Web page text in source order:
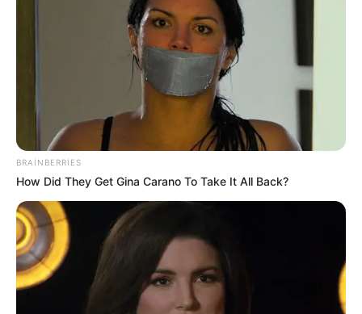
09:04 / 06 Avqust 2026 CƏMİYYƏT
Avqustda pulu tükənməyəcəkbürclər
69
BRAINBERRIES
How Did They Get Gina Carano To Take It All Back?